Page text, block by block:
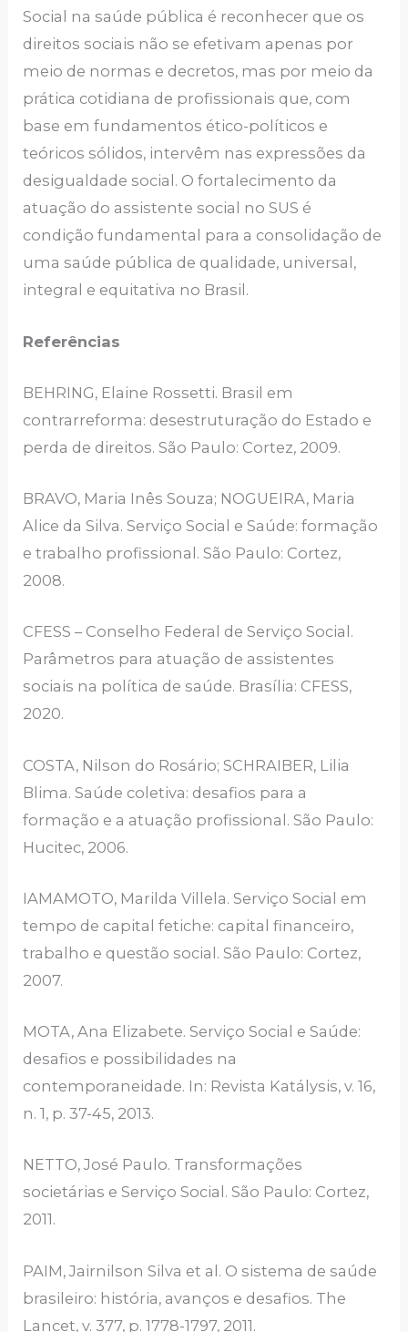
Social na saúde pública é reconhecer que os
direitos sociais não se efetivam apenas por
meio de normas e decretos, mas por meio da
prática cotidiana de profissionais que, com
base em fundamentos ético-políticos e
teóricos sólidos, intervêm nas expressões da
desigualdade social. O fortalecimento da
atuação do assistente social no SUS é
condição fundamental para a consolidação de
uma saúde pública de qualidade, universal,
integral e equitativa no Brasil.
Referências
BEHRING, Elaine Rossetti. Brasil em
contrarreforma: desestruturação do Estado e
perda de direitos. São Paulo: Cortez, 2009.
BRAVO, Maria Inês Souza; NOGUEIRA, Maria
Alice da Silva. Serviço Social e Saúde: formação
e trabalho profissional. São Paulo: Cortez,
2008.
CFESS – Conselho Federal de Serviço Social.
Parâmetros para atuação de assistentes
sociais na política de saúde. Brasília: CFESS,
2020.
COSTA, Nilson do Rosário; SCHRAIBER, Lilia
Blima. Saúde coletiva: desafios para a
formação e a atuação profissional. São Paulo:
Hucitec, 2006.
IAMAMOTO, Marilda Villela. Serviço Social em
tempo de capital fetiche: capital financeiro,
trabalho e questão social. São Paulo: Cortez,
2007.
MOTA, Ana Elizabete. Serviço Social e Saúde:
desafios e possibilidades na
contemporaneidade. In: Revista Katálysis, v. 16,
n. 1, p. 37-45, 2013.
NETTO, José Paulo. Transformações
societárias e Serviço Social. São Paulo: Cortez,
2011.
PAIM, Jairnilson Silva et al. O sistema de saúde
brasileiro: história, avanços e desafios. The
Lancet, v. 377, p. 1778-1797, 2011.